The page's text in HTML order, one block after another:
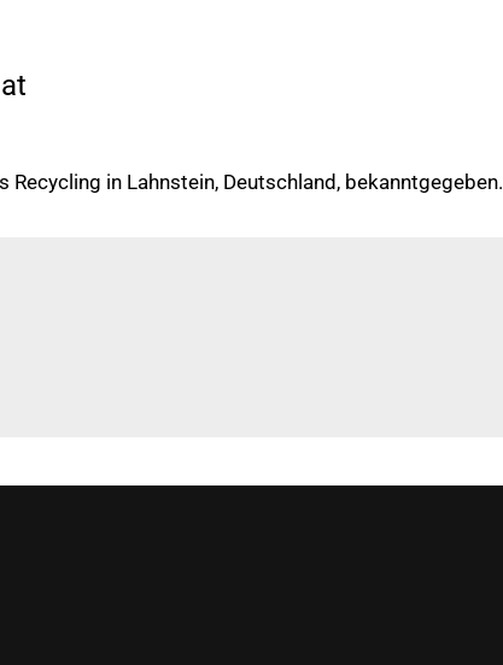
in Lahnstein, Deutschland, bekanntgegeben.